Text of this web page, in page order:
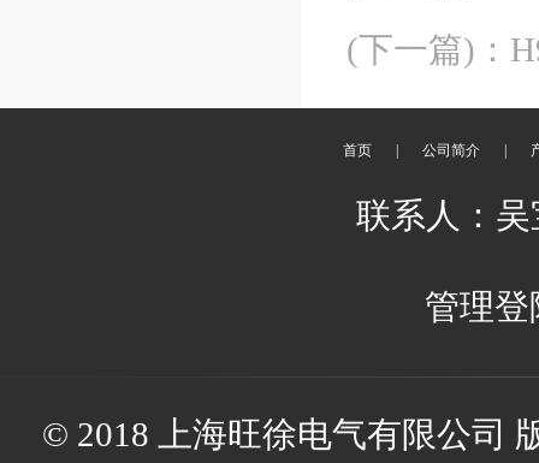
(下一篇) ：
首页 公司简介
联系人：
管理登
© 2018 上海旺徐电气有限公司